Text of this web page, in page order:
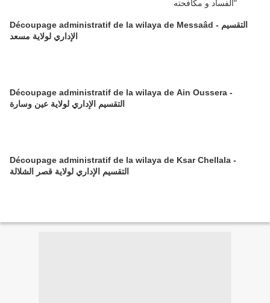
Découpage administratif de la wilaya de Messaâd - التقسيم
الإداري لولاية مسعد
Découpage administratif de la wilaya de Ain Oussera -
التقسيم الإداري لولاية عين وسارة
Découpage administratif de la wilaya de Ksar Chellala -
التقسيم الإداري لولاية قصر الشلالة